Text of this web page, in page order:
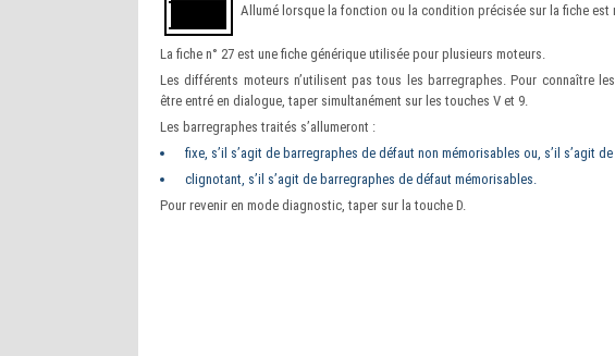
Allumé lorsque la fonction ou la condition précisée sur la fiche est
La fiche n° 27 est une fiche générique utilisée pour plusieurs moteurs.
Les différents moteurs n’utilisent pas tous les barregraphes. Pour connaître
être entré en dialogue, taper simultanément sur les touches V et 9.
Les barregraphes traités s’allumeront :
fixe, s’il s’agit de barregraphes de défaut non mémorisables ou, s’il s’agit
clignotant, s’il s’agit de barregraphes de défaut mémorisables.
Pour revenir en mode diagnostic, taper sur la touche D.